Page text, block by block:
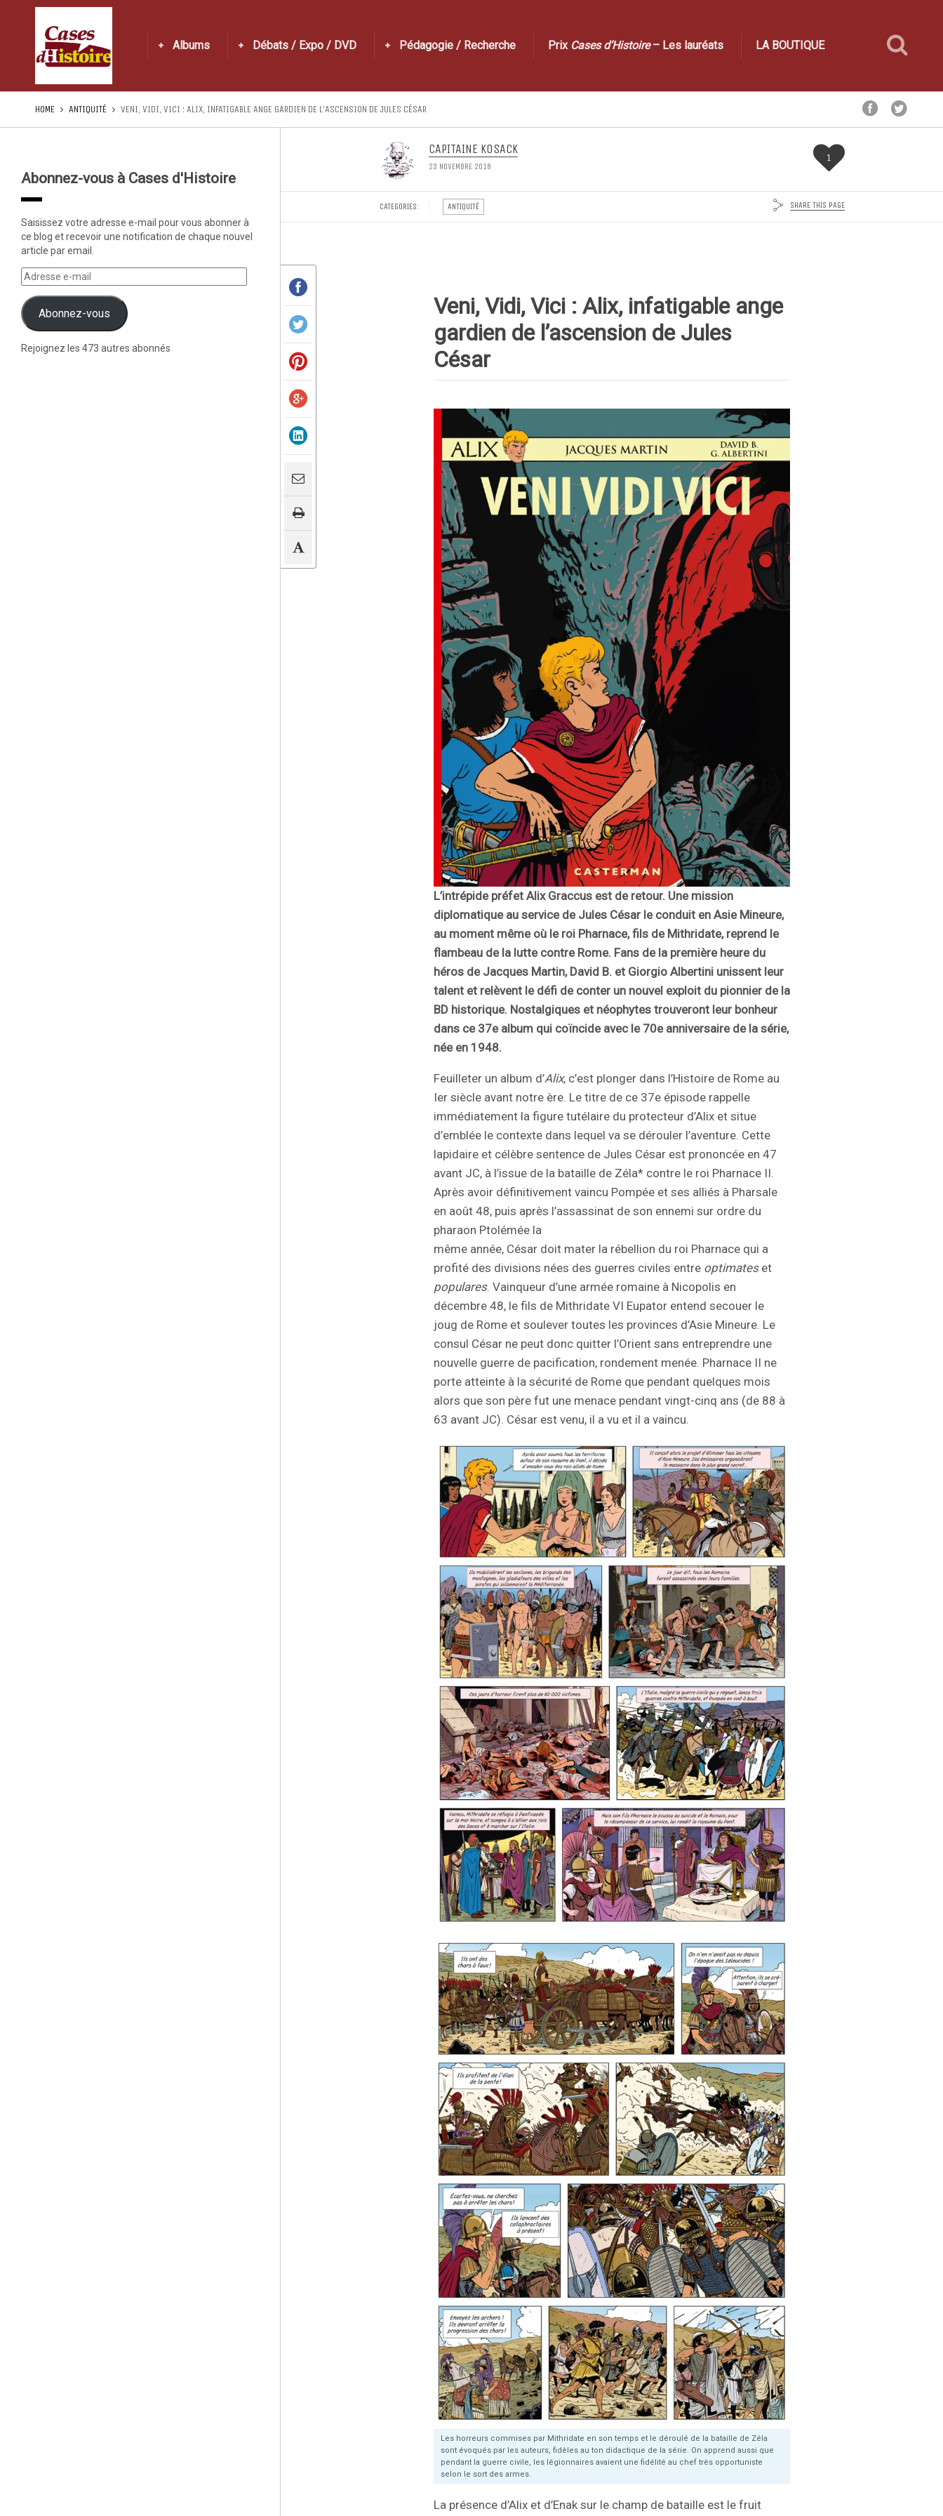
Albums Débats / Expo / DVD Pédagogie / Recherche Prix Cases d’Histoire– Les lauréats LA BOUTIQUE
HOME ANTIQUITÉ VENI, VIDI, VICI : ALIX, INFATIGABLE ANGE GARDIEN DE L’ASCENSION DE JULES CÉSAR
Abonnez-vous à Cases d'Histoire
Saisissez votre adresse e-mail pour vous abonner à
ce blog et recevoir une notification de chaque nouvel
article par email.
Abonnez-vous
Rejoignez les 473 autres abonnés
CAPITAINE KOSACK
23 NOVEMBRE 2018
1
CATEGORIES: ANTIQUITÉ SHARE THIS PAGE
Veni, Vidi, Vici : Alix, infatigable ange
gardien de l’ascension de Jules
César
L’intrépide préfet Alix Graccus est de retour. Une mission
diplomatique au service de Jules César le conduit en Asie Mineure,
au moment même où le roi Pharnace, fils de Mithridate, reprend le
flambeau de la lutte contre Rome. Fans de la première heure du
héros de Jacques Martin, David B. et Giorgio Albertini unissent leur
talent et relèvent le défi de conter un nouvel exploit du pionnier de la
BD historique. Nostalgiques et néophytes trouveront leur bonheur
dans ce 37e album qui coïncide avec le 70e anniversaire de la série,
née en 1948.
Feuilleter un album d’Alix, c’est plonger dans l’Histoire de Rome au
Ier siècle avant notre ère. Le titre de ce 37e épisode rappelle
immédiatement la figure tutélaire du protecteur d’Alix et situe
d’emblée le contexte dans lequel va se dérouler l’aventure. Cette
lapidaire et célèbre sentence de Jules César est prononcée en 47
avant JC, à l’issue de la bataille de Zéla* contre le roi Pharnace II.
Après avoir définitivement vaincu Pompée et ses alliés à Pharsale
en août 48, puis après l’assassinat de son ennemi sur ordre du
pharaon Ptolémée la
même année, César doit mater la rébellion du roi Pharnace qui a
profité des divisions nées des guerres civiles entre optimateset
populares. Vainqueur d’une armée romaine à Nicopolis en
décembre 48, le fils de Mithridate VI Eupator entend secouer le
joug de Rome et soulever toutes les provinces d’Asie Mineure. Le
consul César ne peut donc quitter l’Orient sans entreprendre une
nouvelle guerre de pacification, rondement menée. Pharnace II ne
porte atteinte à la sécurité de Rome que pendant quelques mois
alors que son père fut une menace pendant vingt-cinq ans (de 88 à
63 avant JC). César est venu, il a vu et il a vaincu.
Les horreurs commises par Mithridate en son temps et le déroulé de la bataille de Zéla
sont évoqués par les auteurs, fidèles au ton didactique de la série. On apprend aussi que
pendant la guerre civile, les légionnaires avaient une fidélité au chef très opportuniste
selon le sort des armes.
La présence d’Alix et d’Enak sur le champ de bataille est le fruit